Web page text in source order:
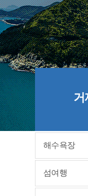
거
해수욕장
섬여행